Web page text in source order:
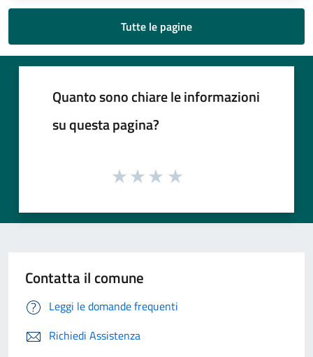
Tutte le pagine
Quanto sono chiare le informazioni
su questa pagina?
Contatta il comune
Leggi le domande frequenti
Richiedi Assistenza